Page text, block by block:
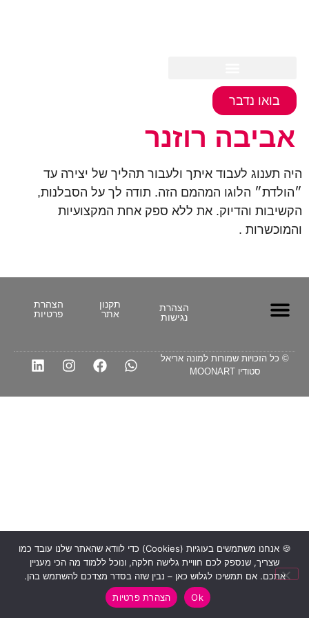
בואו נדבר
אביבה רוזנר
היה תענוג לעבוד איתך ולעבור תהליך של יצירה עד
״הולדת״ הלוגו המהמם הזה. תודה לך על הסבלנות,
הקשיבות והדיוק. את ללא ספק אחת המקצועיות
והמוכשרות .
הצהרת
פרטיות
תקנון
אתר
הצהרת
נגישות
© כל הזכויות שמורות למונה אריאל
סטודיו MOONART
🍪 אנחנו משתמשים בעוגיות (Cookies) כדי לוודא שהאתר שלנו עובד כמו
שצריך, שנספק לכם חוויית גלישה חלקה, ונוכל ללמוד מה הכי מעניין
אתכם. אם תמשיכו לגלוש כאן – נבין שזה בסדר מצדכם להשתמש בהן.
Ok
הצהרת פרטיות